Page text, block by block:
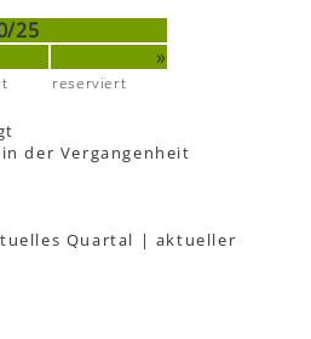
25
»
reserviert
der Vergangenheit
Quartal | aktueller